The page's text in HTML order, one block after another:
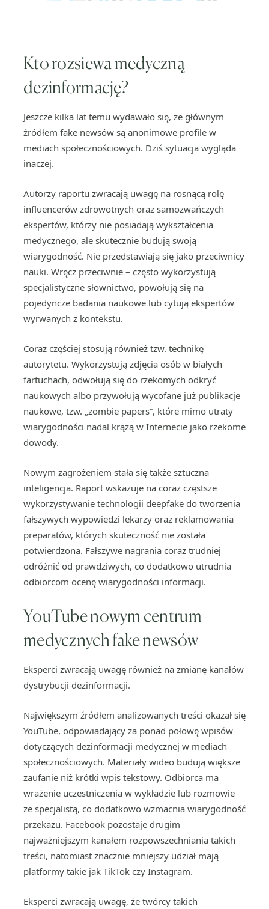
Kto rozsiewa medyczną
dezinformację?
Jeszcze kilka lat temu wydawało się, że głównym
źródłem fake newsów są anonimowe profile w
mediach społecznościowych. Dziś sytuacja wygląda
inaczej.
Autorzy raportu zwracają uwagę na rosnącą rolę
influencerów zdrowotnych oraz samozwańczych
ekspertów, którzy nie posiadają wykształcenia
medycznego, ale skutecznie budują swoją
wiarygodność. Nie przedstawiają się jako przeciwnicy
nauki. Wręcz przeciwnie – często wykorzystują
specjalistyczne słownictwo, powołują się na
pojedyncze badania naukowe lub cytują ekspertów
wyrwanych z kontekstu.
Coraz częściej stosują również tzw. technikę
autorytetu. Wykorzystują zdjęcia osób w białych
fartuchach, odwołują się do rzekomych odkryć
naukowych albo przywołują wycofane już publikacje
naukowe, tzw. „zombie papers”, które mimo utraty
wiarygodności nadal krążą w Internecie jako rzekome
dowody.
Nowym zagrożeniem stała się także sztuczna
inteligencja. Raport wskazuje na coraz częstsze
wykorzystywanie technologii deepfake do tworzenia
fałszywych wypowiedzi lekarzy oraz reklamowania
preparatów, których skuteczność nie została
potwierdzona. Fałszywe nagrania coraz trudniej
odróżnić od prawdziwych, co dodatkowo utrudnia
odbiorcom ocenę wiarygodności informacji.
YouTube nowym centrum
medycznych fake newsów
Eksperci zwracają uwagę również na zmianę kanałów
dystrybucji dezinformacji.
Największym źródłem analizowanych treści okazał się
YouTube, odpowiadający za ponad połowę wpisów
dotyczących dezinformacji medycznej w mediach
społecznościowych. Materiały wideo budują większe
zaufanie niż krótki wpis tekstowy. Odbiorca ma
wrażenie uczestniczenia w wykładzie lub rozmowie
ze specjalistą, co dodatkowo wzmacnia wiarygodność
przekazu. Facebook pozostaje drugim
najważniejszym kanałem rozpowszechniania takich
treści, natomiast znacznie mniejszy udział mają
platformy takie jak TikTok czy Instagram.
Eksperci zwracają uwagę, że twórcy takich